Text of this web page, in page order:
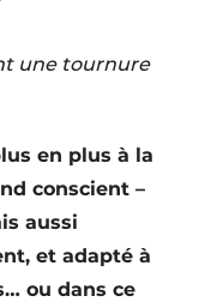
une tournure
en plus à la
conscient –
aussi
et adapté à
ou dans ce